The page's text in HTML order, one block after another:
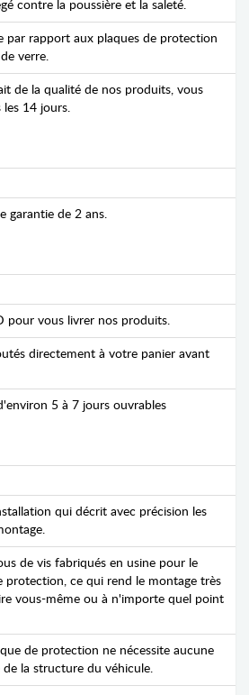
contre la poussière et la saleté.
par rapport aux plaques de protection
verre.
de la qualité de nos produits, vous
les 14 jours.
garantie de 2 ans.
pour vous livrer nos produits.
directement à votre panier avant
5 à 7 jours ouvrables
qui décrit avec précision les
de vis fabriqués en usine pour le
protection, ce qui rend le montage très
vous-même ou à n'importe quel point
de protection ne nécessite aucune
la structure du véhicule.